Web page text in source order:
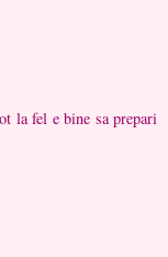
la fel e bine sa prepari